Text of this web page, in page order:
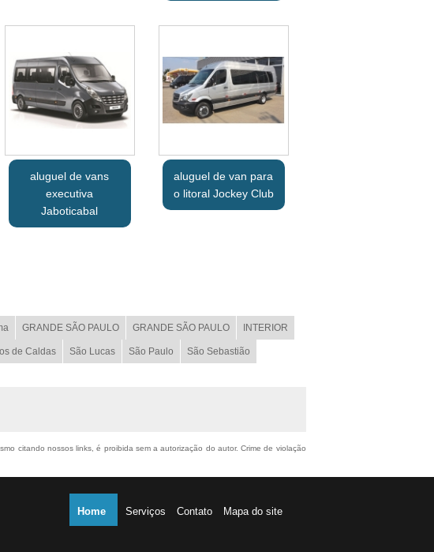
aluguel de vans
executiva
Jaboticabal
aluguel de van para
o litoral Jockey Club
GRANDE SÃO PAULO GRANDE SÃO PAULO INTERIOR
de Caldas São Lucas São Paulo São Sebastião
citando nossos links, é proibida sem a autorização do autor. Crime de violação
Home Serviços Contato Mapa do site